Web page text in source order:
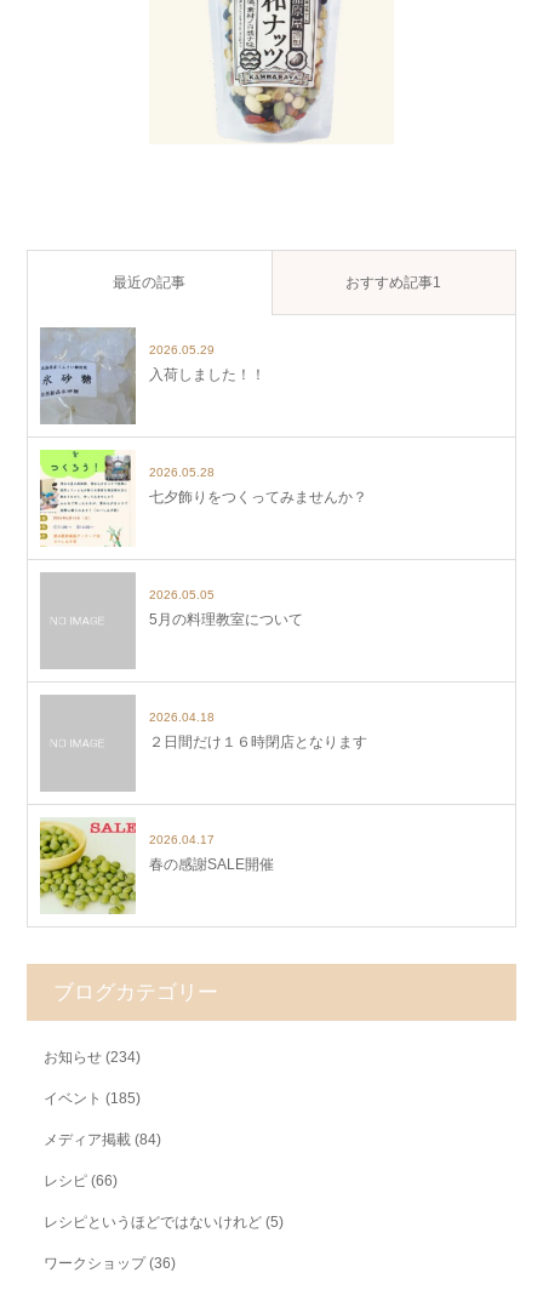
最近の記事 おすすめ記事1
2026.05.29
入荷しました！！
2026.05.28
七夕飾りをつくってみませんか？
2026.05.05
5月の料理教室について
2026.04.18
２日間だけ１６時閉店となります
2026.04.17
春の感謝SALE開催
ブログカテゴリー
お知らせ (234)
イベント (185)
メディア掲載 (84)
レシピ (66)
レシピというほどではないけれど (5)
ワークショップ(36)